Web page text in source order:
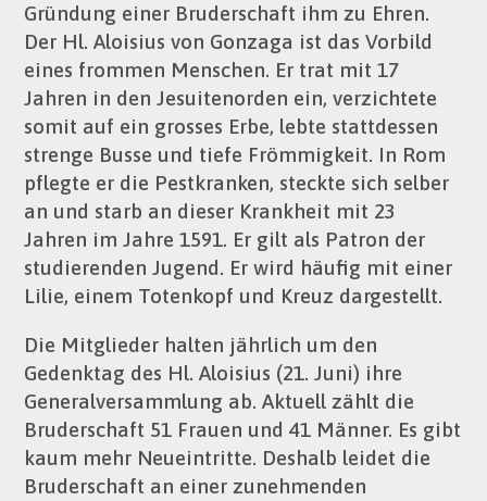
Gründung einer Bruderschaft ihm zu Ehren.
Der Hl. Aloisius von Gonzaga ist das Vorbild
eines frommen Menschen. Er trat mit 17
Jahren in den Jesuitenorden ein, verzichtete
somit auf ein grosses Erbe, lebte stattdessen
strenge Busse und tiefe Frömmigkeit. In Rom
pflegte er die Pestkranken, steckte sich selber
an und starb an dieser Krankheit mit 23
Jahren im Jahre 1591. Er gilt als Patron der
studierenden Jugend. Er wird häufig mit einer
Lilie, einem Totenkopf und Kreuz dargestellt.
Die Mitglieder halten jährlich um den
Gedenktag des Hl. Aloisius (21. Juni) ihre
Generalversammlung ab. Aktuell zählt die
Bruderschaft 51 Frauen und 41 Männer. Es gibt
kaum mehr Neueintritte. Deshalb leidet die
Bruderschaft an einer zunehmenden